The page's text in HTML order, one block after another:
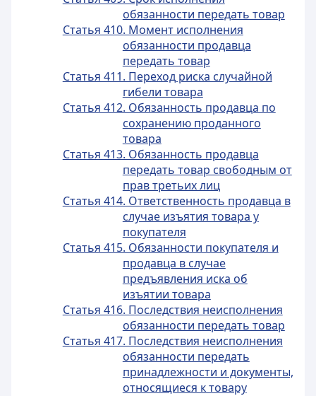
обязанности передать товар
Статья 410. Момент исполнения
обязанности продавца
передать товар
Статья 411. Переход риска случайной
гибели товара
Статья 412. Обязанность продавца по
сохранению проданного
товара
Статья 413. Обязанность продавца
передать товар свободным от
прав третьих лиц
Статья 414. Ответственность продавца в
случае изъятия товара у
покупателя
Статья 415. Обязанности покупателя и
продавца в случае
предъявления иска об
изъятии товара
Статья 416. Последствия неисполнения
обязанности передать товар
Статья 417. Последствия неисполнения
обязанности передать
принадлежности и документы,
относящиеся к товару